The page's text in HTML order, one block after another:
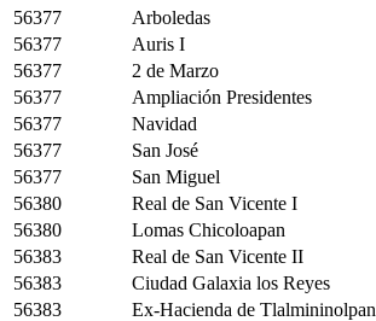
56377
Arboledas
56377
Auris I
56377
2 de Marzo
56377
Ampliación Presidentes
56377
Navidad
56377
San José
56377
San Miguel
56380
Real de San Vicente I
56380
Lomas Chicoloapan
56383
Real de San Vicente II
56383
Ciudad Galaxia los Reyes
56383
Ex-Hacienda de Tlalmininolpan